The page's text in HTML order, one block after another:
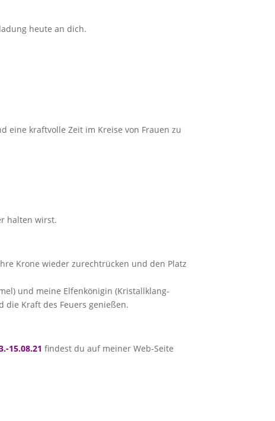
heute an dich.
eine kraftvolle Zeit im Kreise von Frauen zu
halten wirst.
Krone wieder zurechtrücken und den Platz
und meine Elfenkönigin (Kristallklang-
Kraft des Feuers genießen.
15.08.21 findest du auf meiner Web-Seite